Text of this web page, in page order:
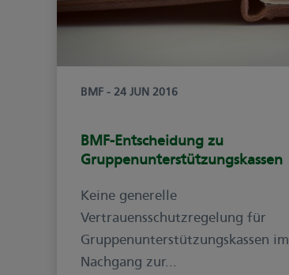
BMF - 24 JUN 2016
BMF-Entscheidung zu
Gruppenunterstützungskassen
Keine generelle
Vertrauensschutzregelung für
Gruppenunterstützungskassen im
Nachgang zur...